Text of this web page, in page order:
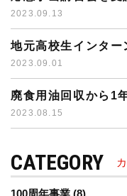
2023.09.13
地元高校生インター
2023.09.01
廃食用油回収から1
2023.08.15
CATEGORY
100周年事業 (8)